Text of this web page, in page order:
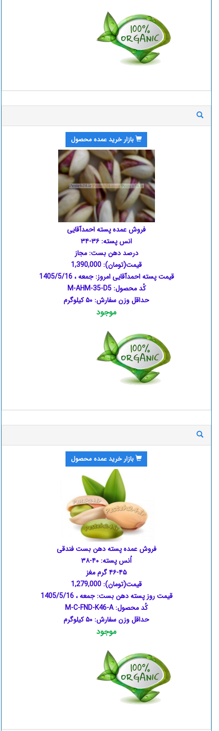
بازار خرید عمده محصول
فروش عمده پسته احمدآقایی
انس پسته: ۳۶-۳۴
درصد دهن بست: مجاز
قیمت(تومان):1,390,000
قیمت پسته احمدآقایی امروز:جمعه ، 1405/5/16
کُد محصول: M-AHM-35-D5
حداقل وزن سفارش: ۵۰ کیلوگرم
موجود
بازار خرید عمده محصول
فروش عمده پسته دهن بست فندقی
اُنس پسته: ۴۰-۳۸
۴۶-۴۵ گرم مغز
قیمت(تومان):1,279,000
قیمت روز پسته دهن بست:جمعه ، 1405/5/16
کُد محصول: M-C-FND-K46-A
حداقل وزن سفارش: ۵۰ کیلوگرم
موجود